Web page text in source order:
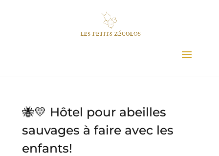
🐝💛 Hôtel pour abeilles
sauvages à faire avec les
enfants!